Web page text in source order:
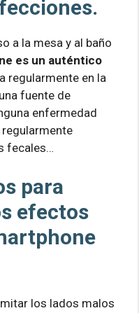
a la mesa y al baño
es un auténtico
regularmente en la
fuente de
enfermedad
regularmente
fecales…
para
efectos
los lados malos